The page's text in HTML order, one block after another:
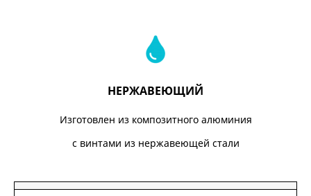
НЕРЖАВЕЮЩИЙ
Изготовлен из композитного алюминия
с винтами из нержавеющей стали